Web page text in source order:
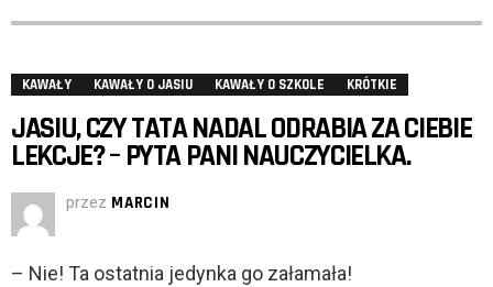
KAWAŁY KAWAŁY O JASIU KAWAŁY O SZKOLE KRÓTKIE
JASIU, CZY TATA NADAL ODRABIA ZA CIEBIE
LEKCJE? – PYTA PANI NAUCZYCIELKA.
przez MARCIN
– Nie! Ta ostatnia jedynka go załamała!